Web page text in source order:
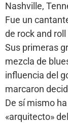
Nashville,
Fue un
de rock and
Sus primeras
mezcla de
influencia del
marcaron
De sí mismo
«arquitecto»